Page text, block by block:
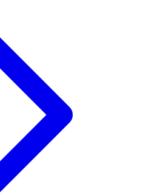
기 연습을 할 수 있도록 구체적인
. 예를 들어, '특정 주제에 대한 에
'소설의 한 장면 묘사' 등 다양한
실력을 향상시킬 수 있습니다. 뿐
스타일의 글쓰기를 요청하여 자
는 데 도움을 받을 수도 있습니
》과 함께 챗GPT를 활용하여 글
드해보세요!